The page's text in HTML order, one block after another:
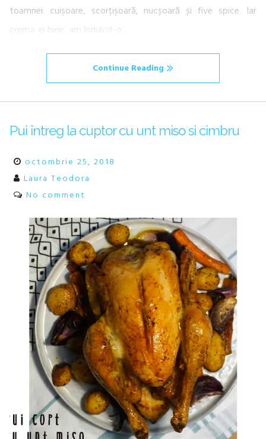
toamnei: cuișoare, scorțișoară, nucșoară și five spice. Iar
crema: ei bine, am îndulcit-o…
Continue Reading
Pui întreg la cuptor cu unt miso si cimbru
octombrie 25, 2018
Laura Teodora
No comment